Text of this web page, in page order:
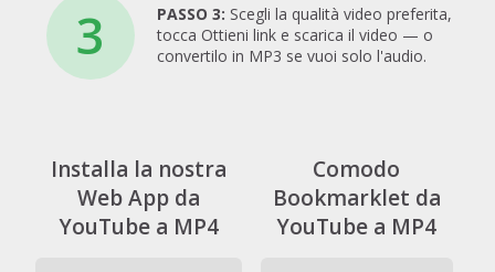
3 PASSO 3: Scegli la qualità video preferita,
tocca Ottieni link e scarica il video — o
convertilo in MP3 se vuoi solo l'audio.
Installa la nostra
Web App da
YouTube a MP4
Comodo
Bookmarklet da
YouTube a MP4